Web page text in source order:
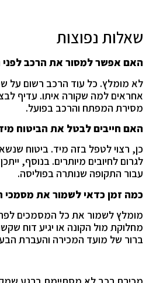
שאלות נפוצות
האם אפשר למסור את הרכב
לא מומלץ. כל עוד הרכב רשום על
אחראים למה שקורה איתו. עדיף
מסירת המפתח והרכב בפועל.
האם חייבים לבטל את הביטוח
כן, רצוי לטפל בזה מיד. ביטוח
לגרום לחיובים מיותרים. בנוסף,
עבור התקופה שנותרה בפוליסה.
כמה זמן כדאי לשמור את מסמכי
מומלץ לשמור את כל המסמכים
מחלוקת מול הקונה או יגיע דוח
ברור של מועד המכירה והעברת